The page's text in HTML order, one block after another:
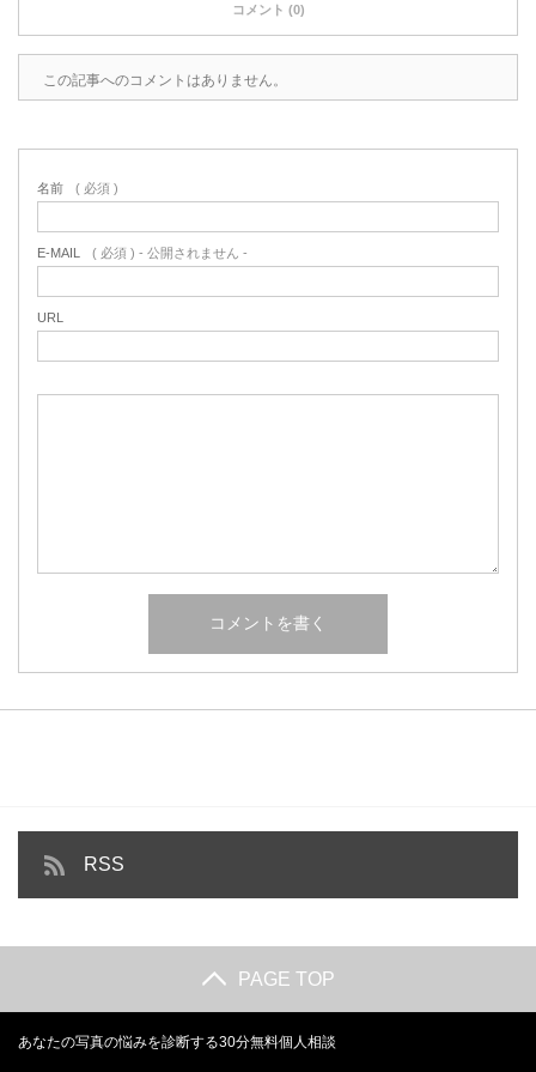
コメント (0)
この記事へのコメントはありません。
名前 ( 必須 )
E-MAIL ( 必須 ) - 公開されません -
URL
RSS
PAGE TOP
あなたの写真の悩みを診断する30分無料個人相談